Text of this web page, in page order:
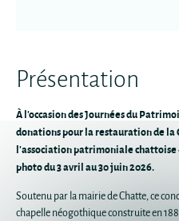
Présentation
À l'occasion des Journées du
donations pour la restauration de
l'association patrimoniale chattoise
photo du 3 avril au 30 juin 2026.
Soutenu par la mairie de Chatte, ce
chapelle néogothique construite en